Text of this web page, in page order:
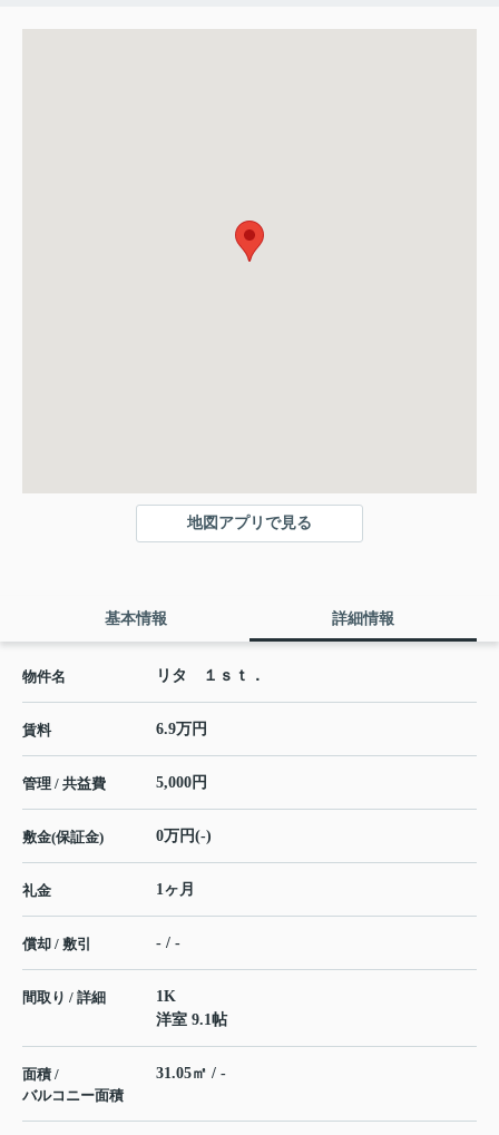
地図アプリで見る
基本情報 詳細情報
物件名 リタ １ｓｔ．
賃料 6.9万円
管理 / 共益費 5,000円
敷金(保証金) 0万円(-)
礼金 1ヶ月
償却 / 敷引 - / -
間取り / 詳細
1K
洋室 9.1帖
面積 /
バルコニー面積
31.05㎡ / -